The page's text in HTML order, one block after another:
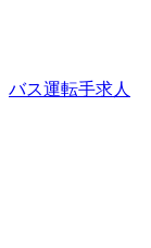
バス運転手求人